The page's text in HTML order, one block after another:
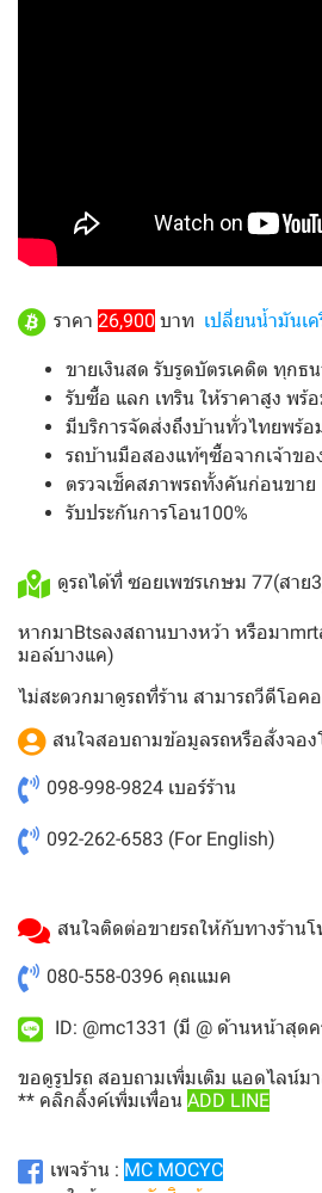
ราคา 26,900 บาท เปลี่ยนน้ำมันเ
ขายเงินสด รับรูดบัตรเคดิต ทุกธ
รับซื้อ แลก เทริน ให้ราคาสูง พร้
มีบริการจัดส่งถึงบ้านทั่วไทยพร้อ
รถบ้านมือสองแท้ๆซื้อจากเจ้าขอ
ตรวจเช็คสภาพรถทั้งคันก่อนขาย
รับประกันการโอน100%
ดูรถได้ที่ ซอยเพชรเกษม 77(สาย
หากมาBtsลงสถานบางหว้า หรือมา
มอล์บางแค)
ไม่สะดวกมาดูรถที่ร้าน สามารถวีดีโอค
สนใจสอบถามข้อมูลรถหรือสั่งจอง
098-998-9824 เบอร์ร้าน
092-262-6583 (For English)
สนใจติดต่อขายรถให้กับทางร้านโ
080-558-0396 คุณแมค
ID: @mc1331 (มี @ ด้านหน้าสุด
ขอดูรูปรถ สอบถามเพิ่มเติม แอดไลน์ม
** คลิกลิ้งค์เพิ่มเพื่อน ADD LINE
เพจร้าน : MC MOCYC